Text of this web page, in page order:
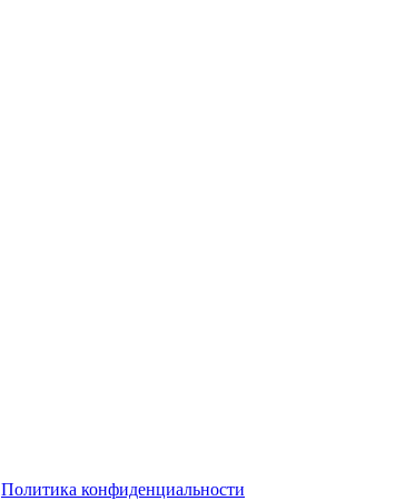
Политика конфиденциальности